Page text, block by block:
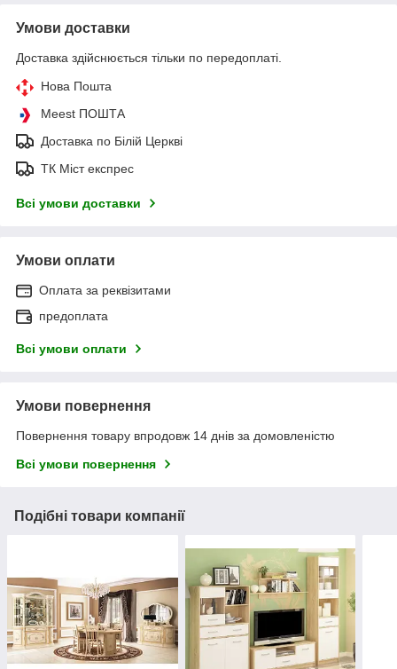
Умови доставки
Доставка здійснюється тільки по передоплаті.
Нова Пошта
Meest ПОШТА
Доставка по Білій Церкві
ТК Міст експрес
Всі умови доставки
Умови оплати
Оплата за реквізитами
предоплата
Всі умови оплати
Умови повернення
Повернення товару впродовж 14 днів за домовленістю
Всі умови повернення
Подібні товари компанії